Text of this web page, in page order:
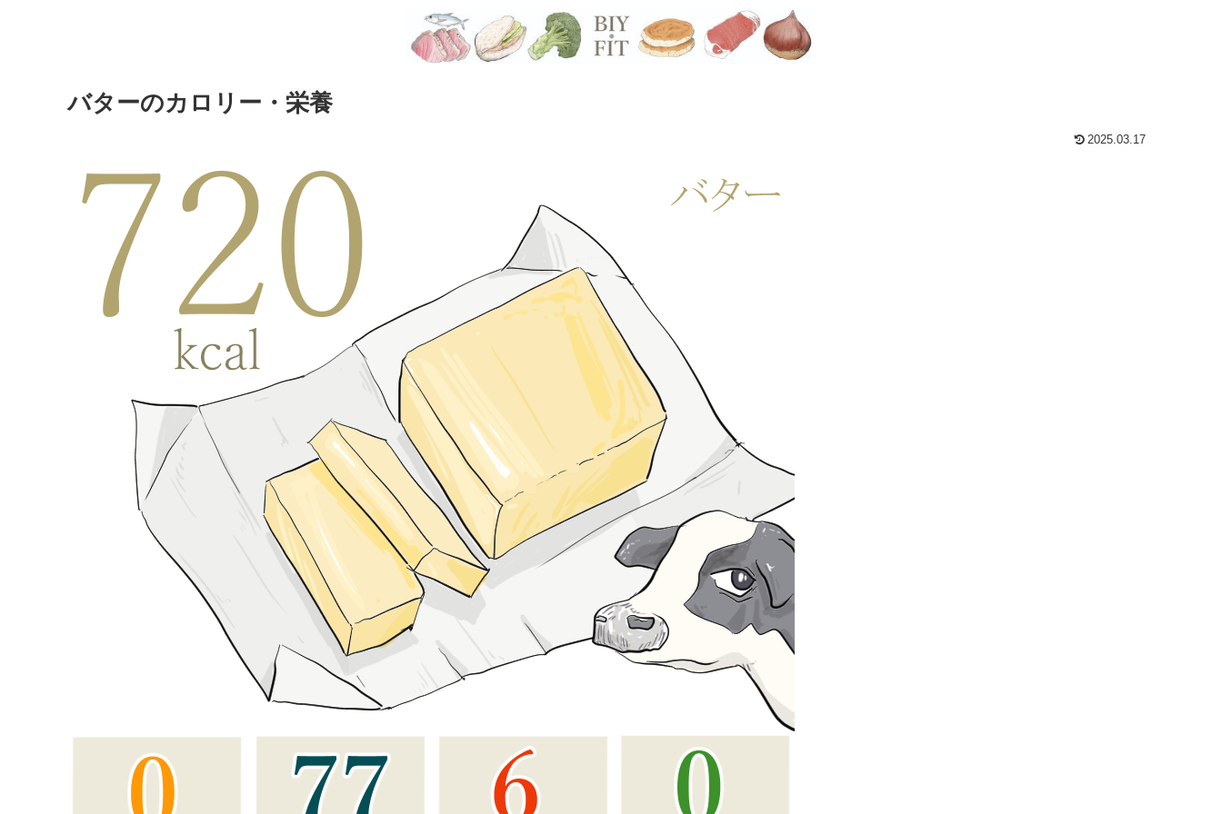
バターのカロリー・栄養
2025.03.17